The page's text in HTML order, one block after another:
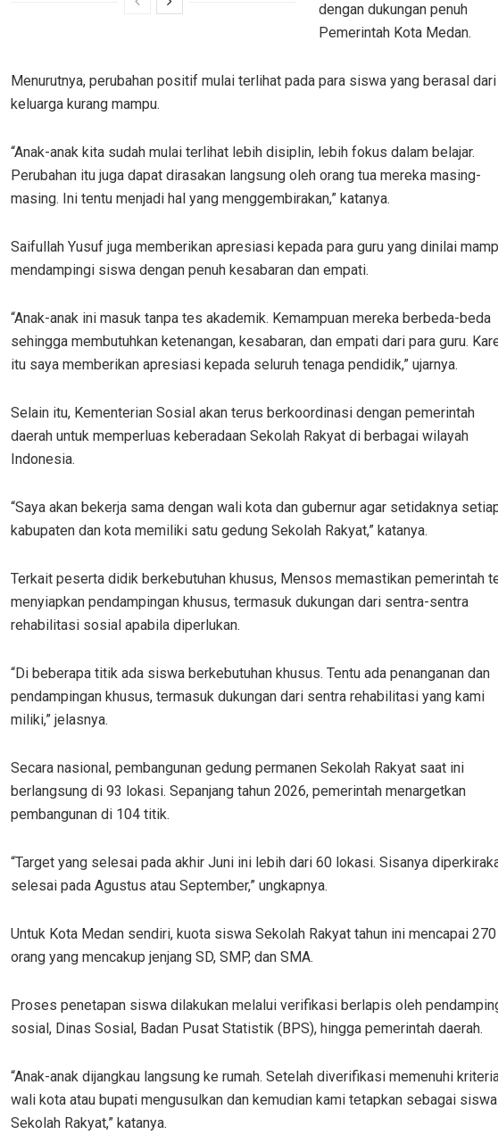
dengan dukungan penuh
Pemerintah Kota Medan.
Menurutnya, perubahan positif mulai terlihat pada para siswa yang berasal dari
keluarga kurang mampu.
“Anak-anak kita sudah mulai terlihat lebih disiplin, lebih fokus dalam belajar.
Perubahan itu juga dapat dirasakan langsung oleh orang tua mereka masing-
masing. Ini tentu menjadi hal yang menggembirakan,” katanya.
Saifullah Yusuf juga memberikan apresiasi kepada para guru yang dinilai
mendampingi siswa dengan penuh kesabaran dan empati.
“Anak-anak ini masuk tanpa tes akademik. Kemampuan mereka berbeda-beda
sehingga membutuhkan ketenangan, kesabaran, dan empati dari para guru.
itu saya memberikan apresiasi kepada seluruh tenaga pendidik,” ujarnya.
Selain itu, Kementerian Sosial akan terus berkoordinasi dengan pemerintah
daerah untuk memperluas keberadaan Sekolah Rakyat di berbagai wilayah
Indonesia.
“Saya akan bekerja sama dengan wali kota dan gubernur agar setidaknya
kabupaten dan kota memiliki satu gedung Sekolah Rakyat,” katanya.
Terkait peserta didik berkebutuhan khusus, Mensos memastikan pemerintah
menyiapkan pendampingan khusus, termasuk dukungan dari sentra-sentra
rehabilitasi sosial apabila diperlukan.
“Di beberapa titik ada siswa berkebutuhan khusus. Tentu ada penanganan dan
pendampingan khusus, termasuk dukungan dari sentra rehabilitasi yang kami
miliki,” jelasnya.
Secara nasional, pembangunan gedung permanen Sekolah Rakyat saat ini
berlangsung di 93 lokasi. Sepanjang tahun 2026, pemerintah menargetkan
pembangunan di 104 titik.
“Target yang selesai pada akhir Juni ini lebih dari 60 lokasi. Sisanya
selesai pada Agustus atau September,” ungkapnya.
Untuk Kota Medan sendiri, kuota siswa Sekolah Rakyat tahun ini mencapai 270
orang yang mencakup jenjang SD, SMP, dan SMA.
Proses penetapan siswa dilakukan melalui verifikasi berlapis oleh
sosial, Dinas Sosial, Badan Pusat Statistik (BPS), hingga pemerintah daerah.
“Anak-anak dijangkau langsung ke rumah. Setelah diverifikasi memenuhi
wali kota atau bupati mengusulkan dan kemudian kami tetapkan sebagai siswa
Sekolah Rakyat,” katanya.